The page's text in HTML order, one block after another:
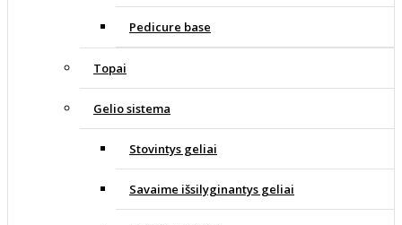
Pedicure base
Topai
Gelio sistema
Stovintys geliai
Savaime išsilyginantys geliai